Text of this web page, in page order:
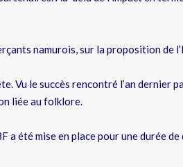
namurois, sur la proposition de
Vu le succès rencontré l’an dernier
liée au folklore.
été mise en place pour une durée